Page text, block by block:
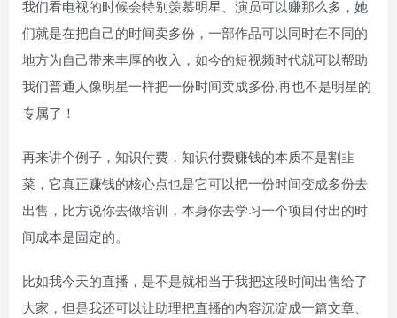
我们看电视的时候会特别羡慕明星、演员可以赚那么多，她
们就是在把自己的时间卖多份，一部作品可以同时在不同的
地方为自己带来丰厚的收入，如今的短视频时代就可以帮助
我们普通人像明星一样把一份时间卖成多份,再也不是明星的
专属了！
再来讲个例子，知识付费，知识付费赚钱的本质不是割韭
菜，它真正赚钱的核心点也是它可以把一份时间变成多份去
出售，比方说你去做培训，本身你去学习一个项目付出的时
间成本是固定的。
比如我今天的直播，是不是就相当于我把这段时间出售给了
大家，但是我还可以让助理把直播的内容沉淀成一篇文章、